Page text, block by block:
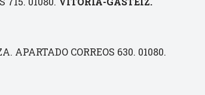
APARTADO CORREOS 630. 01080.